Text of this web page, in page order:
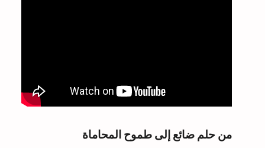
من حلم ضائع إلى طموح المحاماة